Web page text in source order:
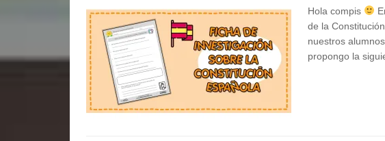
Hola compis
de la
nuestros
propongo la